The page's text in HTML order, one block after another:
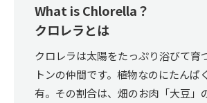
What is Chlorella？
クロレラとは
クロレラは太陽をたっぷり浴びて育
トンの仲間です。植物なのにたんぱ
有。その割合は、畑のお肉「大豆」